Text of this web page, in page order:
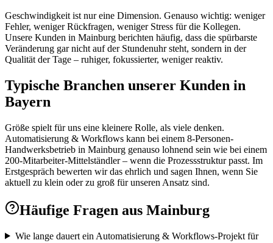
Geschwindigkeit ist nur eine Dimension. Genauso wichtig: weniger
Fehler, weniger Rückfragen, weniger Stress für die Kollegen.
Unsere Kunden in Mainburg berichten häufig, dass die spürbarste
Veränderung gar nicht auf der Stundenuhr steht, sondern in der
Qualität der Tage – ruhiger, fokussierter, weniger reaktiv.
Typische Branchen unserer Kunden in
Bayern
Größe spielt für uns eine kleinere Rolle, als viele denken.
Automatisierung & Workflows kann bei einem 8-Personen-
Handwerksbetrieb in Mainburg genauso lohnend sein wie bei einem
200-Mitarbeiter-Mittelständler – wenn die Prozessstruktur passt. Im
Erstgespräch bewerten wir das ehrlich und sagen Ihnen, wenn Sie
aktuell zu klein oder zu groß für unseren Ansatz sind.
Häufige Fragen aus Mainburg
Wie lange dauert ein Automatisierung & Workflows-Projekt für